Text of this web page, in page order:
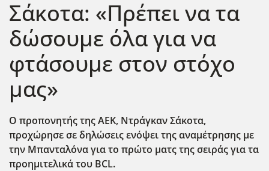
Σάκοτα: «Πρέπει να τα
δώσουμε όλα για να
φτάσουμε στον στόχο
μας»
Ο προπονητής της ΑΕΚ, Ντράγκαν Σάκοτα,
προχώρησε σε δηλώσεις ενόψει της αναμέτρησης με
την Μπανταλόνα για το πρώτο ματς της σειράς για τα
προημιτελικά του BCL.